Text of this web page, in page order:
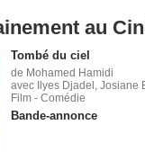
au
Tombé du ciel
de Mohamed Hamidi
avec Ilyes Djadel, Josiane
Film - Comédie
Bande-annonce